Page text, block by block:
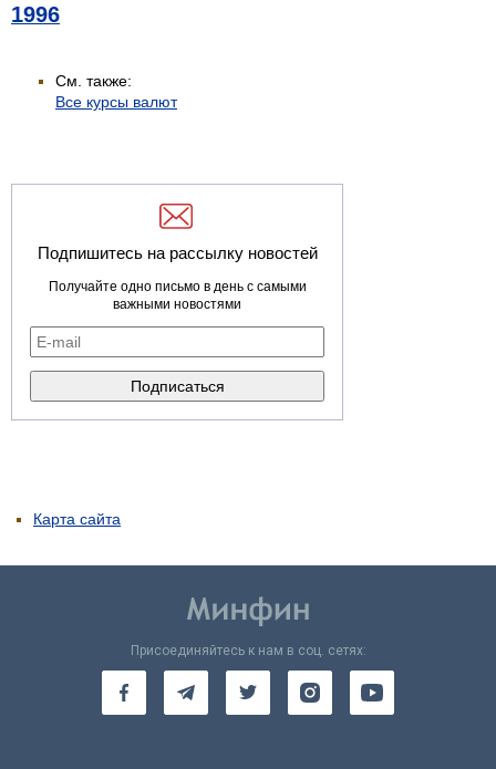
1996
См. также:
Все курсы валют
Подпишитесь на рассылку новостей
Получайте одно письмо в день с самыми
важными новостями
Карта сайта
Присоединяйтесь к нам в соц. сетях: